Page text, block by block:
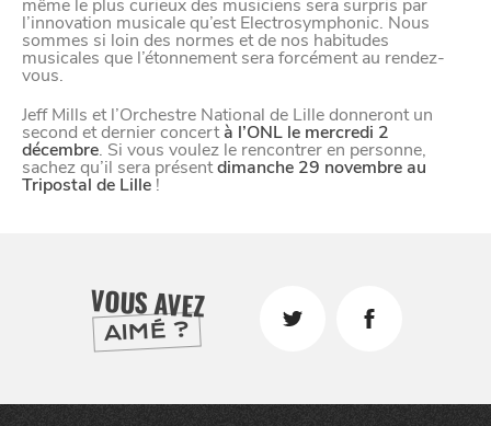
même le plus curieux des musiciens sera surpris par
l’innovation musicale qu’est Electrosymphonic. Nous
sommes si loin des normes et de nos habitudes
musicales que l’étonnement sera forcément au rendez-
vous.
Jeff Mills et l’Orchestre National de Lille donneront un
second et dernier concertà l’ONL le mercredi 2
décembre. Si vous voulez le rencontrer en personne,
sachez qu’il sera présentdimanche 29 novembre au
Tripostal de Lille !
VOUS AVEZ
AIMÉ ?
VIVRE
le NORD